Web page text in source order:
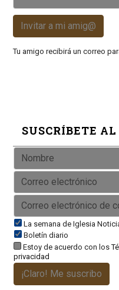
Invitar a mi amig@
Tu amigo recibirá un correo
SUSCRÍBETE
La semana de Iglesia
Boletín diario
Estoy de acuerdo con los
privacidad
¡Claro! Me suscribo